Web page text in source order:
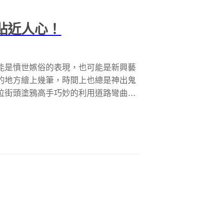
近人心！
是憤世嫉俗的表現，也可能是新興藝
方繪上幾筆，時間上也總是神出鬼
街頭塗鴉高手巧妙的利用道路彎曲